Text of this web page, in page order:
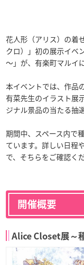
花人形（アリス）の着
クロ）」初の展示イベ
～」が、有楽町マルイ
本イベントでは、作品
有菜先生のイラスト展
ジナル景品の当たる抽
期間中、スペース内で
ています。詳しい日程
で、そちらをご確認く
開催概要
Alice Closet展～